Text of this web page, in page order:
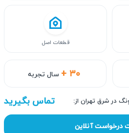
+ ۳۰ سال تجربه
قطعات اصل
در شرق تهران از: تماس بگیرید
درخواست آنلاین